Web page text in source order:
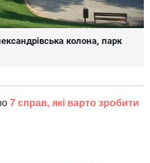
колона, парк
7 справ, які варто зробити